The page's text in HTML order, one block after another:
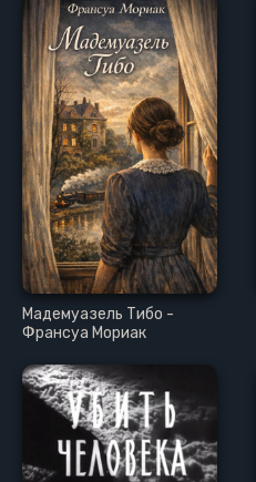
Мадемуазель Тибо -
Франсуа Мориак